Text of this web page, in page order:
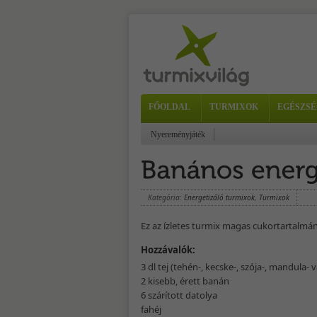
FŐOLDAL TURMIXOK
Nyereményjáték
Kategória: Energetizáló turmixok, Turmixok
Ez az ízletes turmix magas
Hozzávalók:
3 dl tej (tehén-, kecske-, szója-, mandula-
2 kisebb, érett banán
6 szárított datolya
fahéj